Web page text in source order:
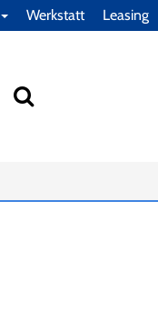
Werkstatt Leasing